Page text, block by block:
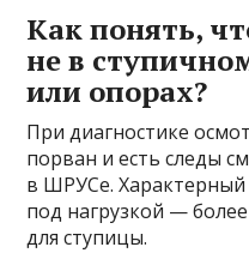
Как понять,
не в
или опорах?
При диагностике
порван и есть следы
в ШРУСе.
под нагрузкой —
для ступицы.